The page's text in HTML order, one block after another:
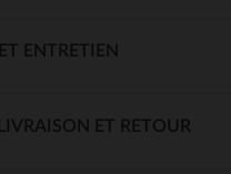
ENTRETIEN
ET RETOUR